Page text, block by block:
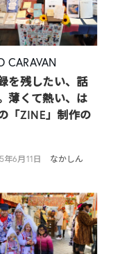
CARAVAN
を残したい、話
薄くて熱い、は
「ZINE」制作の
年6月11日 なかしん